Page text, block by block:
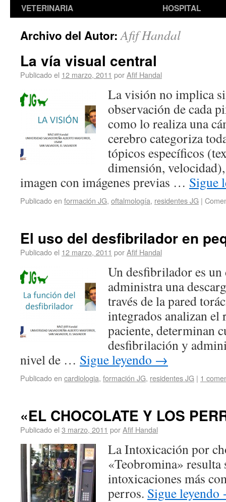
VETERINARIA
HOSPITAL
Archivo del Autor:Afif Handal
La vía visual central
Publicado el 12 marzo, 2011 porAfif Handal
La visión no implica
observación de cada
como lo realiza una
cerebro categoriza
tópicos específicos
dimensión,
imagen con imágenes previas … Sigue
Publicado en formación JG, oftalmología, residentes JG |
El uso del desfibrilador en
Publicado el 12 marzo, 2011 porAfif Handal
Un desfibrilador es
administra una
través de la pared
integrados analizan
paciente, determinan
desfibrilación y
nivel de … Sigue leyendo →
Publicado en cardiologia, formación JG, residentes JG | 1
«EL CHOCOLATE Y LOS
Publicado el 3 marzo, 2011 porAfif Handal
La Intoxicación por
«Teobromina» resulta
intoxicaciones más
perros. Sigue leyendo